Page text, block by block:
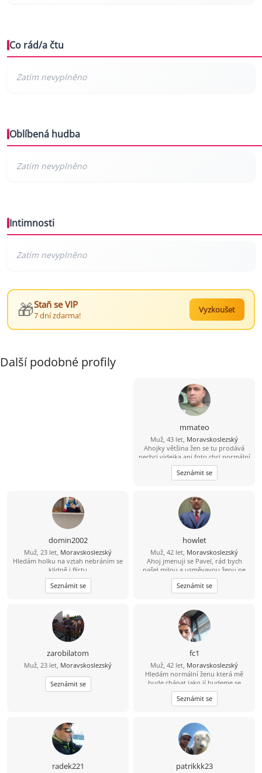
Co rád/a čtu
Oblíbená hudba
Intimnosti
🎁Staň se VIP
7 dní zdarma!
Vyzkoušet
Další podobné profily
mmateo
Muž, 43 let, Moravskoslezský
Ahojky většina žen se tu prodává
nechci videjka ani foto chci normální
ženu zadarmo nechodím na
WhatsApp a podobné sítě
Seznámit se
domin2002
Muž, 23 let, Moravskoslezský
Hledám holku na vztah nebráním se
klidně i flirtu
Seznámit se
howlet
Muž, 42 let, Moravskoslezský
Ahoj jmenuji se Pavel, rád bych
našel milou a usměvavou ženu ne
jen na pokec ale pokud možno i na
vážný vztah mezi 26 a 49 lety, pokud
budeš chtít ozvi se, budu moc rád
Seznámit se
zarobilatom
Muž, 23 let, Moravskoslezský
Seznámit se
fc1
Muž, 42 let, Moravskoslezský
Hledám normální ženu která mě
bude chápat jako jí budeme se
podporovat navzájem v dobrém i
zlem nesnáším nevěru a která ví co
od života chce
Seznámit se
radek221 patrikkk23